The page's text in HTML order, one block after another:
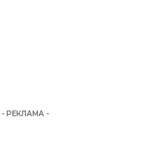
- РЕКЛАМА -